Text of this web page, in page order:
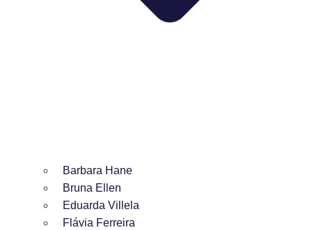
Barbara Hane
Bruna Ellen
Eduarda Villela
Flávia Ferreira